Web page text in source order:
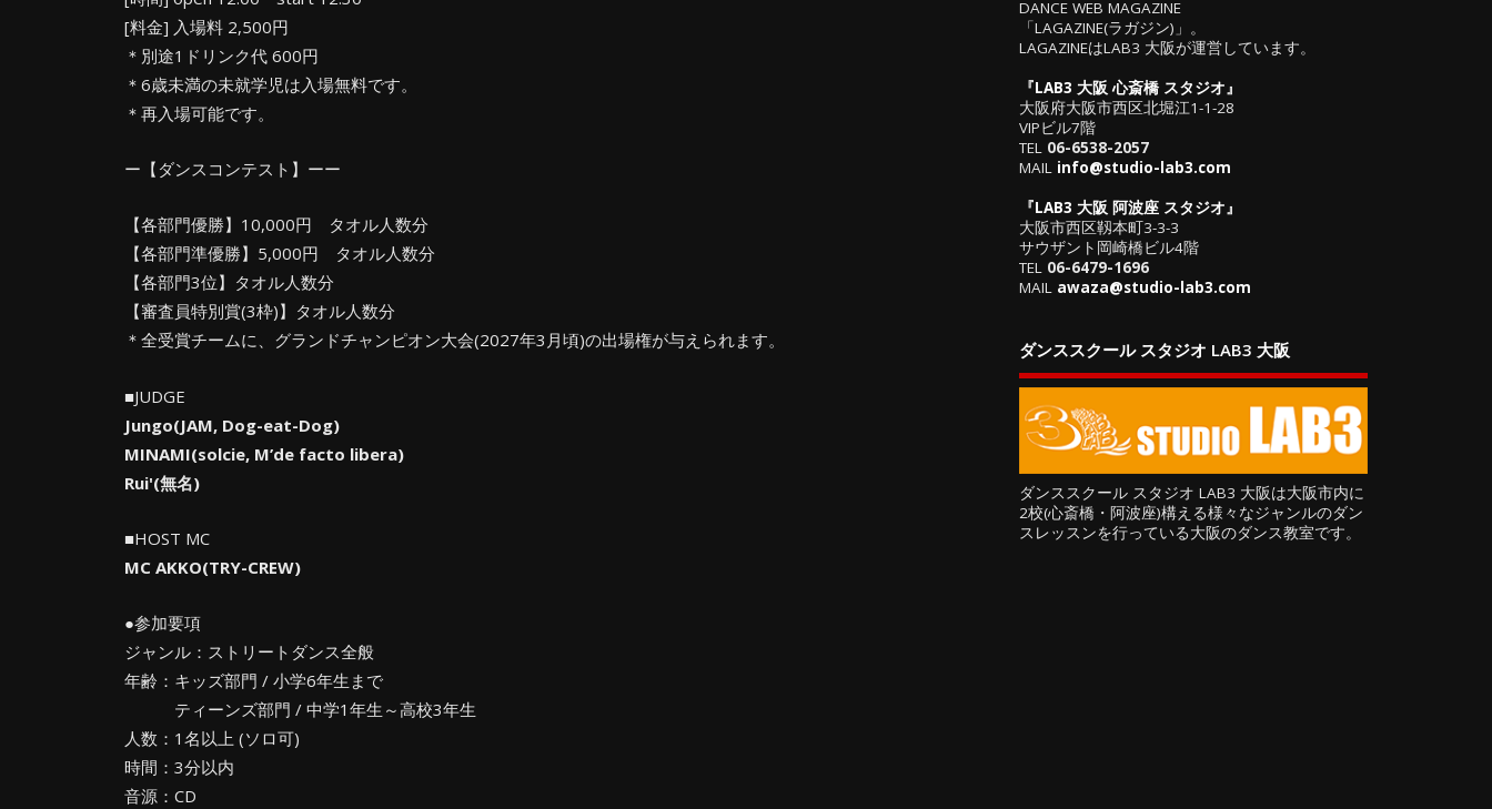
[料金] 入場料 2,500円
＊別途1ドリンク代 600円
＊6歳未満の未就学児は入場無料です。
＊再入場可能です。
ー【ダンスコンテスト】ーー
【各部門優勝】10,000円 タオル人数分
【各部門準優勝】5,000円 タオル人数分
【各部門3位】タオル人数分
【審査員特別賞(3枠)】タオル人数分
＊全受賞チームに、グランドチャンピオン大会(2027年3月頃)の出場権が与えられます。
■JUDGE
Jungo(JAM, Dog-eat-Dog)
MINAMI(solcie, M’de facto libera)
Rui'(無名)
■HOST MC
MC AKKO(TRY-CREW)
●参加要項
ジャンル：ストリートダンス全般
年齢：キッズ部門 / 小学6年生まで
ティーンズ部門 / 中学1年生～高校3年生
人数：1名以上 (ソロ可)
時間：3分以内
音源：CD
DANCE WEB MAGAZINE
「LAGAZINE(ラガジン)」。
LAGAZINEはLAB3 大阪が運営しています。
『LAB3 大阪 心斎橋 スタジオ』
大阪府大阪市西区北堀江1-1-28
VIPビル7階
TEL 06-6538-2057
MAIL info@studio-lab3.com
『LAB3 大阪 阿波座 スタジオ』
大阪市西区靱本町3-3-3
サウザント岡崎橋ビル4階
TEL 06-6479-1696
MAIL awaza@studio-lab3.com
ダンススクール スタジオ LAB3 大阪
ダンススクール スタジオ LAB3 大阪は大阪市内に
2校(心斎橋・阿波座)構える様々なジャンルのダン
スレッスンを行っている大阪のダンス教室です。